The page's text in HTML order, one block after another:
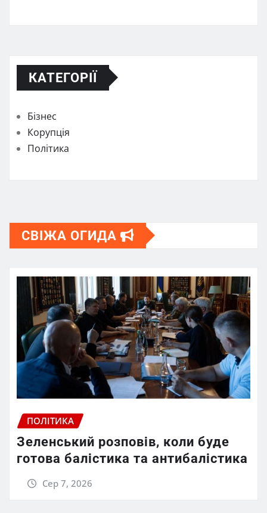
КАТЕГОРІЇ
Бізнес
Корупція
Політика
СВІЖА ОГИДА
ПОЛІТИКА
Зеленський розповів, коли буде
готова балістика та антибалістика
Сер 7, 2026